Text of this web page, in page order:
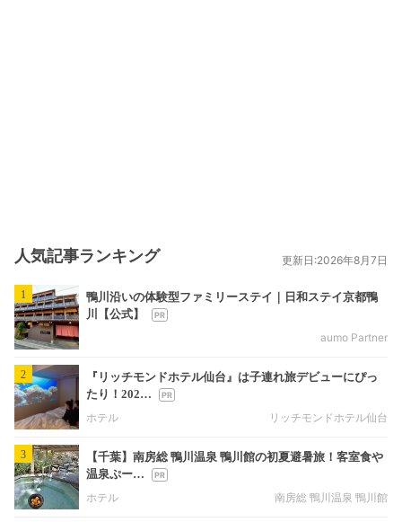
人気記事ランキング 更新日:2026年8月7日
1
鴨川沿いの体験型ファミリーステイ｜日和ステイ京都鴨
川【公式】
aumo Partner
2
『リッチモンドホテル仙台』は子連れ旅デビューにぴっ
たり！202…
ホテル
リッチモンドホテル仙台
3
【千葉】南房総 鴨川温泉 鴨川館の初夏避暑旅！客室食や
温泉ぷー…
ホテル
南房総 鴨川温泉 鴨川館